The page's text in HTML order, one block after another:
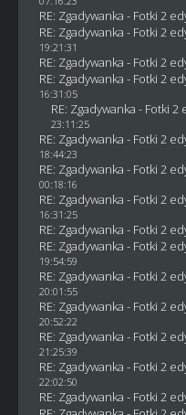
RE: Zgadywanka - Fotki 2
RE: Zgadywanka - Fotki 2
19:21:31
RE: Zgadywanka - Fotki 2
RE: Zgadywanka - Fotki 2
16:31:05
RE: Zgadywanka - Fotki 2
23:11:25
RE: Zgadywanka - Fotki 2
18:44:23
RE: Zgadywanka - Fotki 2
00:18:16
RE: Zgadywanka - Fotki 2
16:31:25
RE: Zgadywanka - Fotki 2
RE: Zgadywanka - Fotki 2
19:54:59
RE: Zgadywanka - Fotki 2
20:01:55
RE: Zgadywanka - Fotki 2
20:52:22
RE: Zgadywanka - Fotki 2
21:25:39
RE: Zgadywanka - Fotki 2
22:02:50
RE: Zgadywanka - Fotki 2